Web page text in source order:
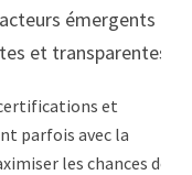
émergents
et transparentes.
et
parfois avec la
les chances de